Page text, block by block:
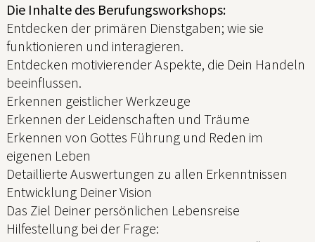
Die Inhalte des Berufungsworkshops:
Entdecken der primären Dienstgaben; wie sie
funktionieren und interagieren.
Entdecken motivierender Aspekte, die Dein Handeln
beeinflussen.
Erkennen geistlicher Werkzeuge
Erkennen der Leidenschaften und Träume
Erkennen von Gottes Führung und Reden im
eigenen Leben
Detaillierte Auswertungen zu allen Erkenntnissen
Entwicklung Deiner Vision
Das Ziel Deiner persönlichen Lebensreise
Hilfestellung bei der Frage: